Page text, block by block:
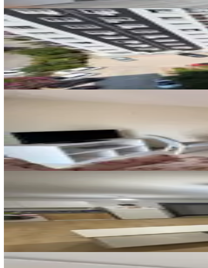
YENİ
Barışmanço Doğalpark Civ
Çukurova, Toros Mahallesi
4+1·220 m²·10. Kat 07.08.2026
40.000 ₺
YENİ
2+1·100 m²·4. Kat·07.08.2026
37.500 ₺
Beyazevlerde Full Eşyalı
Çukurova, Beyazevler Mahallesi
1+1·50 m²·1. Kat·07.08.2026
23.000 ₺
YENİ